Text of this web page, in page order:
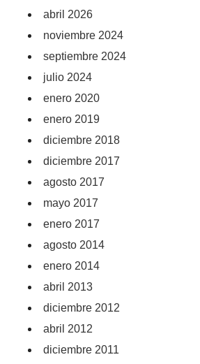
abril 2026
noviembre 2024
septiembre 2024
julio 2024
enero 2020
enero 2019
diciembre 2018
diciembre 2017
agosto 2017
mayo 2017
enero 2017
agosto 2014
enero 2014
abril 2013
diciembre 2012
abril 2012
diciembre 2011